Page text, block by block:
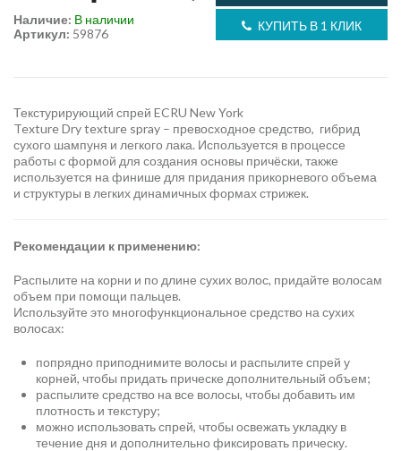
КУПИТЬ В 1 КЛИК
Артикул: 59876
Наличие: В наличии
Текстурирующий спрей ECRU New York
Texture Dry texture spray – превосходное средство, гибрид
сухого шампуня и легкого лака. Используется в процессе
работы с формой для создания основы причёски, также
используется на финише для придания прикорневого объема
и структуры в легких динамичных формах стрижек.
Рекомендации к применению:
Распылите на корни и по длине сухих волос, придайте волосам
объем при помощи пальцев.
Используйте это многофункциональное средство на сухих
волосах:
попрядно приподнимите волосы и распылите спрей у
корней, чтобы придать прическе дополнительный объем;
распылите средство на все волосы, чтобы добавить им
плотность и текстуру;
можно использовать спрей, чтобы освежать укладку в
течение дня и дополнительно фиксировать прическу.